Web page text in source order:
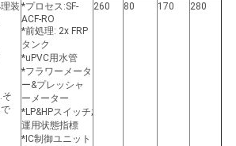
装 *プロセス:SF-
ACF-RO
*前処理: 2x FRP
タンク
*uPVC用水管
*フラワーメータ
ー&プレッシャ
ーメーター
*LP&HPスイッチ;
運用状態指標
*IC制御ユニット
260 80 170 280